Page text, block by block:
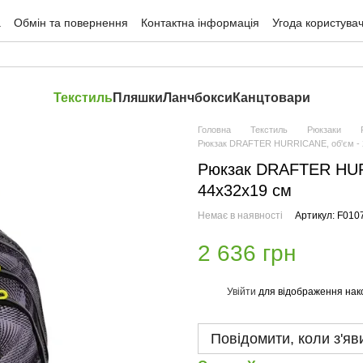
Обмін та повернення Контактна інформація Угода
ТекстильПляшкиЛанчбокси Канцтовари
Головна Текстиль Рюкзаки
Рюкзак DRAFTER HURRICANE, об'єм -
Рюкзак DRAFTER
44х32х19 см
Немає в наявності Артикул:
2 636 грн
Увійти для відображення
Повідомити, коли